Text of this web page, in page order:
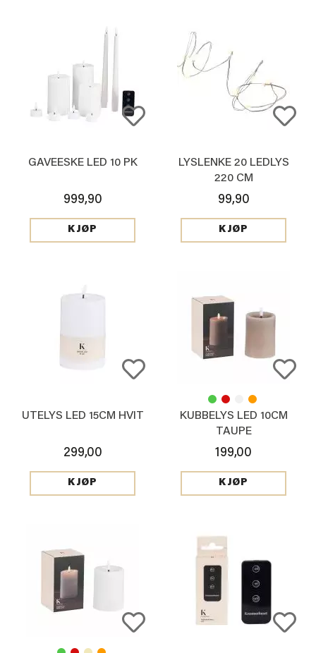
GAVEESKE LED 10 PK
999,90
KJØP
LYSLENKE 20 LEDLYS
220 CM
99,90
KJØP
UTELYS LED 15CM HVIT
299,00
KJØP
KUBBELYS LED 10CM
TAUPE
199,00
KJØP